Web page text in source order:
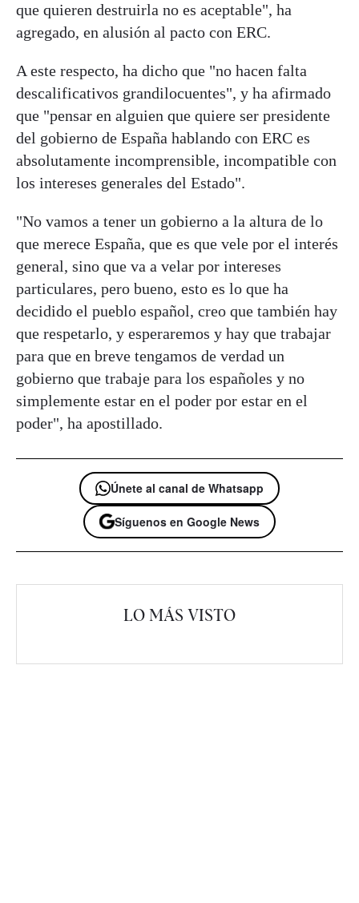
que quieren destruirla no es aceptable", ha
agregado, en alusión al pacto con ERC.
A este respecto, ha dicho que "no hacen falta
descalificativos grandilocuentes", y ha afirmado
que "pensar en alguien que quiere ser presidente
del gobierno de España hablando con ERC es
absolutamente incomprensible, incompatible con
los intereses generales del Estado".
"No vamos a tener un gobierno a la altura de lo
que merece España, que es que vele por el interés
general, sino que va a velar por intereses
particulares, pero bueno, esto es lo que ha
decidido el pueblo español, creo que también hay
que respetarlo, y esperaremos y hay que trabajar
para que en breve tengamos de verdad un
gobierno que trabaje para los españoles y no
simplemente estar en el poder por estar en el
poder", ha apostillado.
Únete al canal de Whatsapp
Síguenos en Google News
LO MÁS VISTO